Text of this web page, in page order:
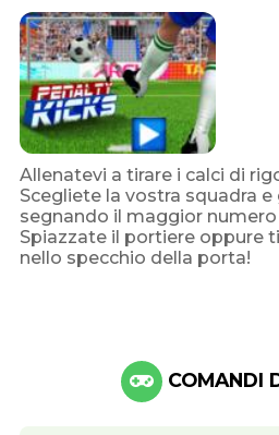
Allenatevi a tirare i calci di
Scegliete la vostra squadra
segnando il maggior
Spiazzate il portiere oppure
nello specchio della porta!
COMANDI